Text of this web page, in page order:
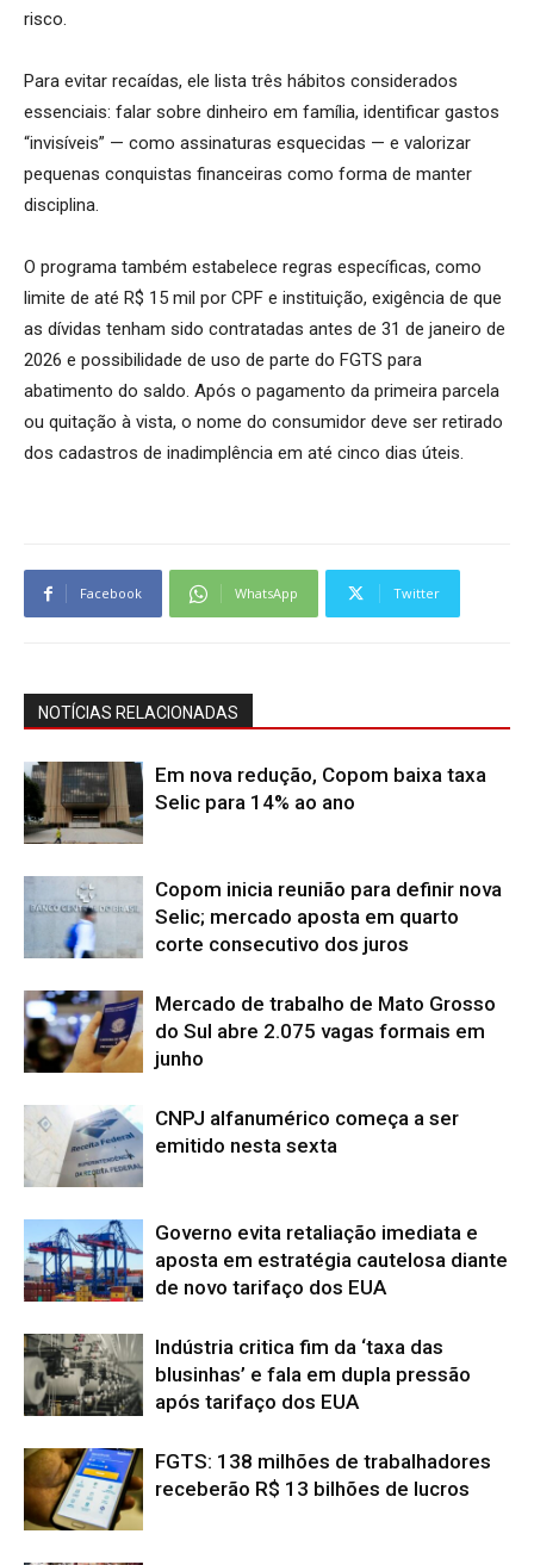
risco.
Para evitar recaídas, ele lista três hábitos considerados
essenciais: falar sobre dinheiro em família, identificar gastos
“invisíveis” — como assinaturas esquecidas — e valorizar
pequenas conquistas financeiras como forma de manter
disciplina.
O programa também estabelece regras específicas, como
limite de até R$ 15 mil por CPF e instituição, exigência de que
as dívidas tenham sido contratadas antes de 31 de janeiro de
2026 e possibilidade de uso de parte do FGTS para
abatimento do saldo. Após o pagamento da primeira parcela
ou quitação à vista, o nome do consumidor deve ser retirado
dos cadastros de inadimplência em até cinco dias úteis.
Facebook WhatsApp Twitter
NOTÍCIAS RELACIONADAS
Em nova redução, Copom baixa taxa
Selic para 14% ao ano
Copom inicia reunião para definir nova
Selic; mercado aposta em quarto
corte consecutivo dos juros
Mercado de trabalho de Mato Grosso
do Sul abre 2.075 vagas formais em
junho
CNPJ alfanumérico começa a ser
emitido nesta sexta
Governo evita retaliação imediata e
aposta em estratégia cautelosa diante
de novo tarifaço dos EUA
Indústria critica fim da ‘taxa das
blusinhas’ e fala em dupla pressão
após tarifaço dos EUA
FGTS: 138 milhões de trabalhadores
receberão R$ 13 bilhões de lucros